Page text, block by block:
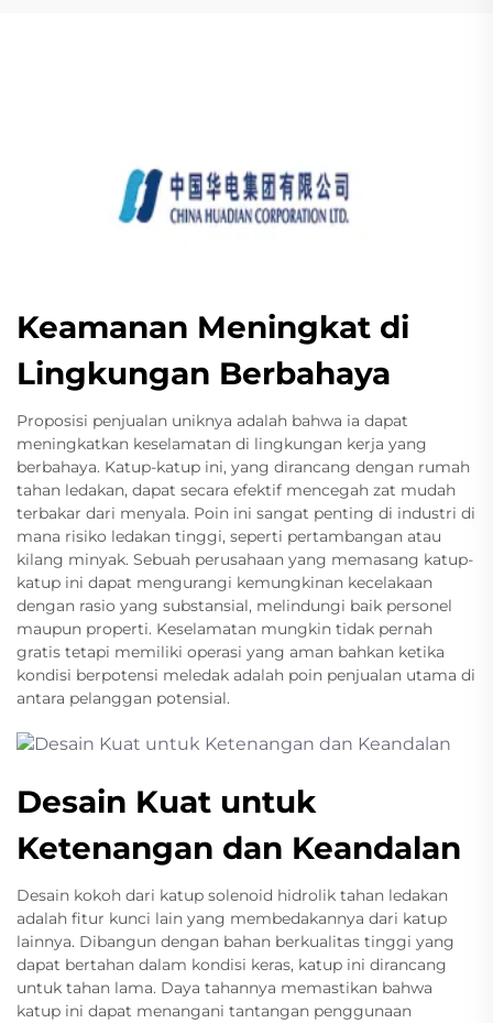
Keamanan Meningkat di
Lingkungan Berbahaya
Proposisi penjualan uniknya adalah bahwa ia dapat
meningkatkan keselamatan di lingkungan kerja yang
berbahaya. Katup-katup ini, yang dirancang dengan rumah
tahan ledakan, dapat secara efektif mencegah zat mudah
terbakar dari menyala. Poin ini sangat penting di industri di
mana risiko ledakan tinggi, seperti pertambangan atau
kilang minyak. Sebuah perusahaan yang memasang katup-
katup ini dapat mengurangi kemungkinan kecelakaan
dengan rasio yang substansial, melindungi baik personel
maupun properti. Keselamatan mungkin tidak pernah
gratis tetapi memiliki operasi yang aman bahkan ketika
kondisi berpotensi meledak adalah poin penjualan utama di
antara pelanggan potensial.
Desain Kuat untuk
Ketenangan dan Keandalan
Desain kokoh dari katup solenoid hidrolik tahan ledakan
adalah fitur kunci lain yang membedakannya dari katup
lainnya. Dibangun dengan bahan berkualitas tinggi yang
dapat bertahan dalam kondisi keras, katup ini dirancang
untuk tahan lama. Daya tahannya memastikan bahwa
katup ini dapat menangani tantangan penggunaan